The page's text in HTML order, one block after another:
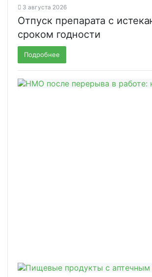
3 августа 2026
Отпуск препарата с
сроком годности
Подробнее